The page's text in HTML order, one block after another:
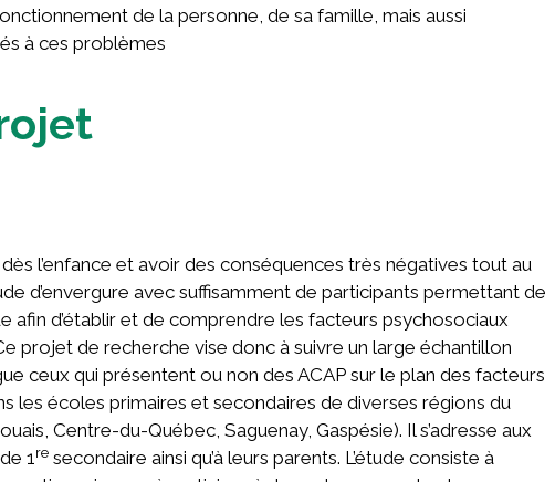
de la personne, de sa famille, mais aussi
à ces problèmes
l’enfance et avoir des conséquences très négatives tout au
d’envergure avec suffisamment de participants permettant de
afin d’établir et de comprendre les facteurs psychosociaux
projet de recherche vise donc à suivre un large échantillon
ceux qui présentent ou non des ACAP sur le plan des facteurs
les écoles primaires et secondaires de diverses régions du
Centre-du-Québec, Saguenay, Gaspésie). Il s’adresse aux
1re secondaire ainsi qu’à leurs parents. L’étude consiste à